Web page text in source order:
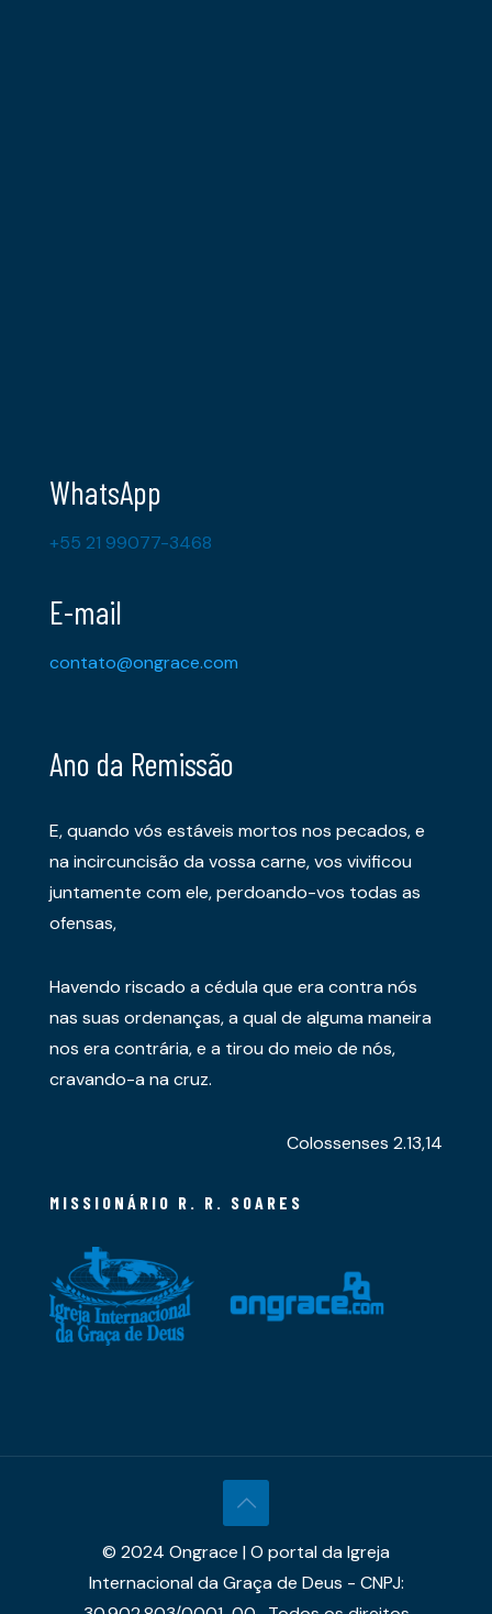
WhatsApp
+55 21 99077-3468
E-mail
contato@ongrace.com
Ano da Remissão
E, quando vós estáveis mortos nos pecados, e
na incircuncisão da vossa carne, vos vivificou
juntamente com ele, perdoando-vos todas as
ofensas,
Havendo riscado a cédula que era contra nós
nas suas ordenanças, a qual de alguma maneira
nos era contrária, e a tirou do meio de nós,
cravando-a na cruz.
Colossenses 2.13,14
MISSIONÁRIO R. R. SOARES
© 2024 Ongrace | O portal da Igreja
Internacional da Graça de Deus - CNPJ: